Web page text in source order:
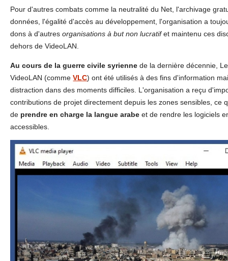
Pour d'autres combats comme la neutralité du Net, l'archivage
données, l'égalité d'accès au développement, l'organisation a
dons à d'autresorganisations à but non lucratifet maintenu ces
dehors de VideoLAN.
Au cours de la guerre civile syrienne de la dernière décennie,
VideoLAN (commeVLC) ont été utilisés à des fins d'information
distraction dans des moments difficiles. L'organisation a reçu
contributions de projet directement depuis les zones sensibles, ce
de prendre en charge la langue arabe et de rendre les logiciels
accessibles.